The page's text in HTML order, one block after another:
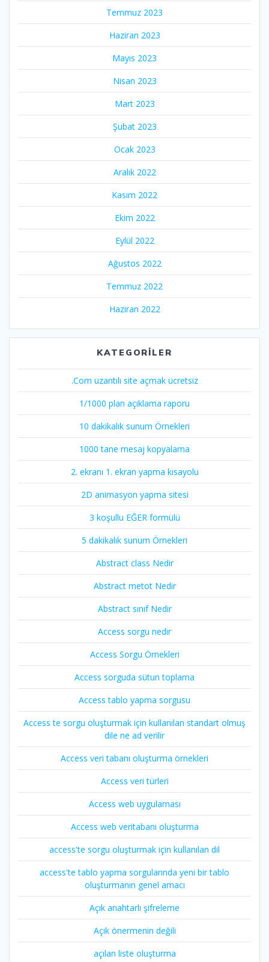
Temmuz 2023
Haziran 2023
Mayıs 2023
Nisan 2023
Mart 2023
Şubat 2023
Ocak 2023
Aralık 2022
Kasım 2022
Ekim 2022
Eylül 2022
Ağustos 2022
Temmuz 2022
Haziran 2022
KATEGORILER
.Com uzantılı site açmak ücretsiz
1/1000 plan açıklama raporu
10 dakikalık sunum Örnekleri
1000 tane mesaj kopyalama
2. ekranı 1. ekran yapma kısayolu
2D animasyon yapma sitesi
3 koşullu EĞER formülü
5 dakikalık sunum Örnekleri
Abstract class Nedir
Abstract metot Nedir
Abstract sınıf Nedir
Access sorgu nedir
Access Sorgu Örnekleri
Access sorguda sütun toplama
Access tablo yapma sorgusu
Access te sorgu oluşturmak için kullanılan standart olmuş
dile ne ad verilir
Access veri tabanı oluşturma örnekleri
Access veri türleri
Access web uygulaması
Access web veritabanı oluşturma
access'te sorgu oluşturmak için kullanılan dil
access'te tablo yapma sorgularında yeni bir tablo
oluşturmanın genel amacı
Açık anahtarlı şifreleme
Açık önermenin değili
açılan liste oluşturma